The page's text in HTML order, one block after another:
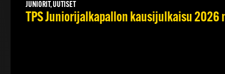
JUNIORIT, UUTISET
TPS Juniorijalkapallon kausijulkaisu 2026